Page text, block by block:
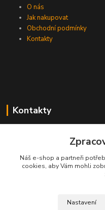
O nás
Jak nakupovat
Obchodní podmínky
Kontakty
Kontakty
+420 733
(Po-Pá, 8-15 hod.)
Náš e-shop a partneři
cookies, aby Vám mohli
Nastavení